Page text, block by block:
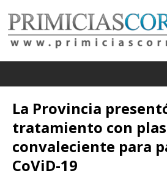
La Provincia
tratamiento con
convaleciente para
CoViD-19